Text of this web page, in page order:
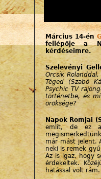
Március 14-én
fellépője a
kérdéseimre.
Szelevényi
Orcsik
Téged (Szabó
Psychic TV
történetbe, és
öröksége?
Napok Romjai
említ, de ez a
már mást jelent.
neki is remek
Az is igaz, hogy
érdekeltek.
hatással volt rám.